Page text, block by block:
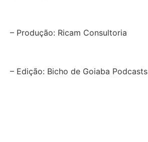
– Produção: Ricam Consultoria
– Edição: Bicho de Goiaba Podcasts